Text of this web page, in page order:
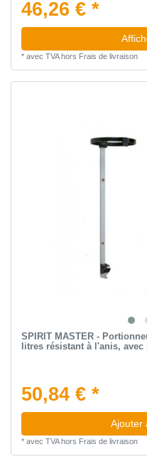
46,26 € *
* avec TVAhors Frais de livraison
SPIRIT MASTER -
litres résistant à l'anis, avec
50,84 € *
Ajouter
* avec TVAhors Frais de livraison